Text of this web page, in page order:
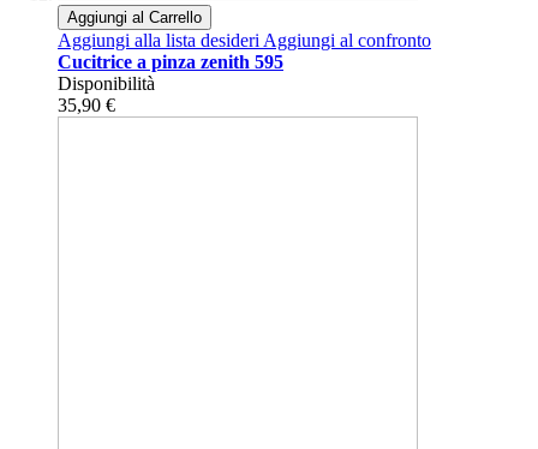
Aggiungi al Carrello
Aggiungi alla lista desideriAggiungi al confronto
Cucitrice a pinza zenith 595
Disponibilità
35,90 €